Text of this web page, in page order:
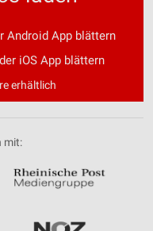
Android App blättern
iOS App blättern
erhältlich
mit: